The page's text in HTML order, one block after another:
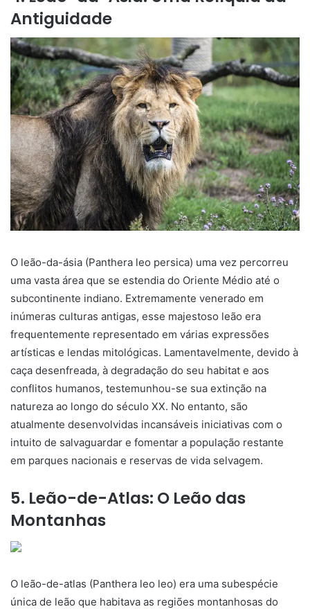
Antiguidade
O leão-da-ásia (Panthera leo persica) uma vez percorreu
uma vasta área que se estendia do Oriente Médio até o
subcontinente indiano. Extremamente venerado em
inúmeras culturas antigas, esse majestoso leão era
frequentemente representado em várias expressões
artísticas e lendas mitológicas. Lamentavelmente, devido à
caça desenfreada, à degradação do seu habitat e aos
conflitos humanos, testemunhou-se sua extinção na
natureza ao longo do século XX. No entanto, são
atualmente desenvolvidas incansáveis iniciativas com o
intuito de salvaguardar e fomentar a população restante
em parques nacionais e reservas de vida selvagem.
5. Leão-de-Atlas: O Leão das
Montanhas
O leão-de-atlas (Panthera leo leo) era uma subespécie
única de leão que habitava as regiões montanhosas do